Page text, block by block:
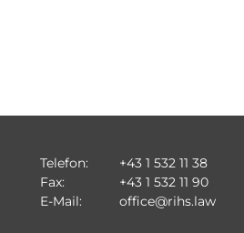
Telefon:
+43 1 532 11 38
Fax:
+43 1 532 11 90
E-Mail:
office@rihs.law